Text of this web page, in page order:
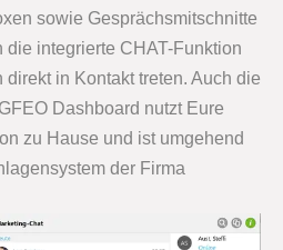
sowie Gesprächsmitschnitte
die integrierte CHAT-Funktion
in Kontakt treten. Auch die
Dashboard nutzt Eure
zu Hause und ist umgehend
der Firma